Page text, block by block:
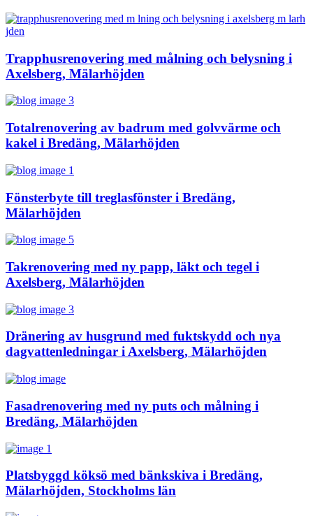
Trapphusrenovering med målning och belysning i
Axelsberg, Mälarhöjden
Totalrenovering av badrum med golvvärme och
kakel i Bredäng, Mälarhöjden
Fönsterbyte till treglasfönster i Bredäng,
Mälarhöjden
Takrenovering med ny papp, läkt och tegel i
Axelsberg, Mälarhöjden
Dränering av husgrund med fuktskydd och nya
dagvattenledningar i Axelsberg, Mälarhöjden
Fasadrenovering med ny puts och målning i
Bredäng, Mälarhöjden
Platsbyggd köksö med bänkskiva i Bredäng,
Mälarhöjden, Stockholms län